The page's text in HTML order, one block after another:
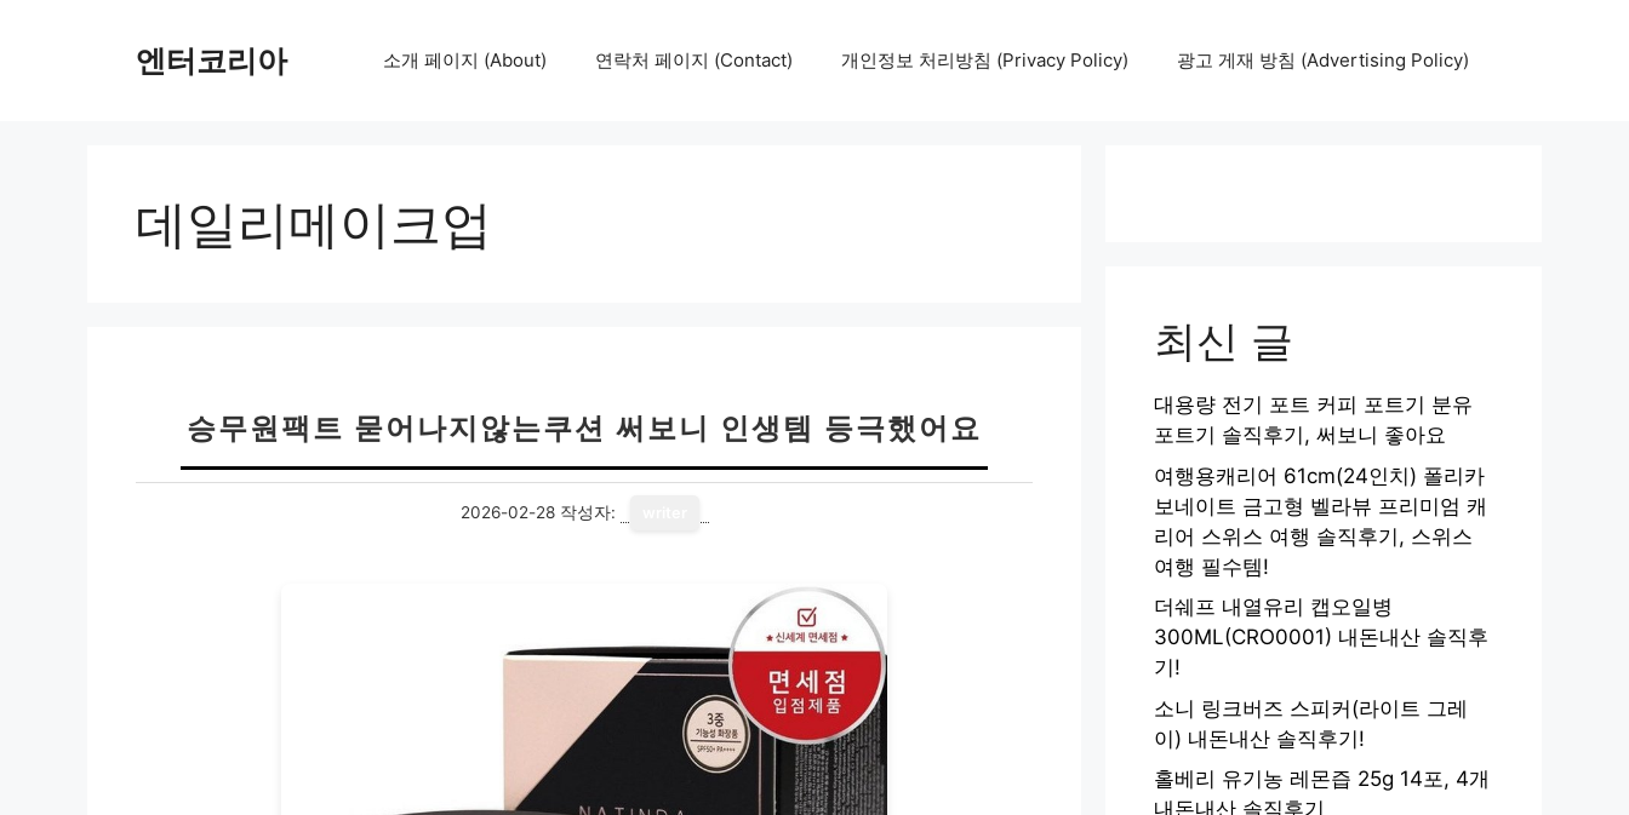
엔터코리아 소개 페이지 (About) 연락처 페이지 (Contact) 개인정보 처리방침 (Privacy Policy) 광고 게재 방침 (Advertising Policy)
데일리메이크업
승무원팩트 묻어나지않는쿠션 써보니 인생템 등극했어요
2026-02-28 작성자:
최신 글
대용량 전기 포트 커피 포트기 분유
포트기 솔직후기, 써보니 좋아요
여행용캐리어 61cm(24인치) 폴리카
보네이트 금고형 벨라뷰 프리미엄 캐
리어 스위스 여행 솔직후기, 스위스
여행 필수템!
더쉐프 내열유리 캡오일병
300ML(CRO0001) 내돈내산 솔직후
기!
소니 링크버즈 스피커(라이트 그레
이) 내돈내산 솔직후기!
홀베리 유기농 레몬즙 25g 14포, 4개
내돈내산 솔직후기